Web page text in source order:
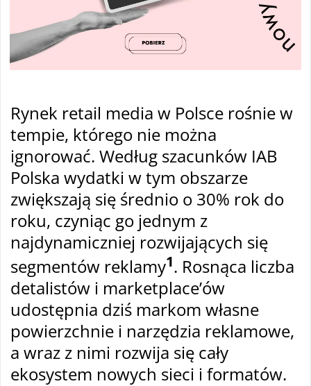
Rynek retail media w Polsce rośnie w
tempie, którego nie można
ignorować. Według szacunków IAB
Polska wydatki w tym obszarze
zwiększają się średnio o 30% rok do
roku, czyniąc go jednym z
najdynamiczniej rozwijających się
segmentów reklamy1. Rosnąca liczba
detalistów i marketplace’ów
udostępnia dziś markom własne
powierzchnie i narzędzia reklamowe,
a wraz z nimi rozwija się cały
ekosystem nowych sieci i formatów.